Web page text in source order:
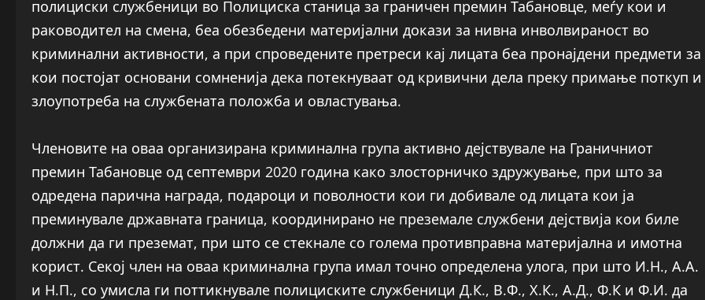
полициски службеници во Полициска станица за граничен премин Табановце, меѓу кои и
раководител на смена, беа обезбедени материјални докази за нивна инволвираност во
криминални активности, а при спроведените претреси кај лицата беа пронајдени предмети за
кои постојат основани сомненија дека потекнуваат од кривични дела преку примање поткуп и
злоупотреба на службената положба и овластувања.
Членовите на оваа организирана криминална група активно дејствувале на Граничниот
премин Табановце од септември 2020 година како злосторничко здружување, при што за
одредена парична награда, подароци и поволности кои ги добивале од лицата кои ја
преминувале државната граница, координирано не преземале службени дејствија кои биле
должни да ги преземат, при што се стекнале со голема противправна материјална и имотна
корист. Секој член на оваа криминална група имал точно определена улога, при што И.Н., А.А.
и Н.П., со умисла ги поттикнувале полициските службеници Д.К., В.Ф., Х.К., А.Д., Ф.К и Ф.И. да